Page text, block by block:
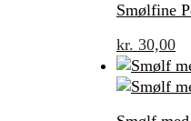
Smølfine
kr. 30,00